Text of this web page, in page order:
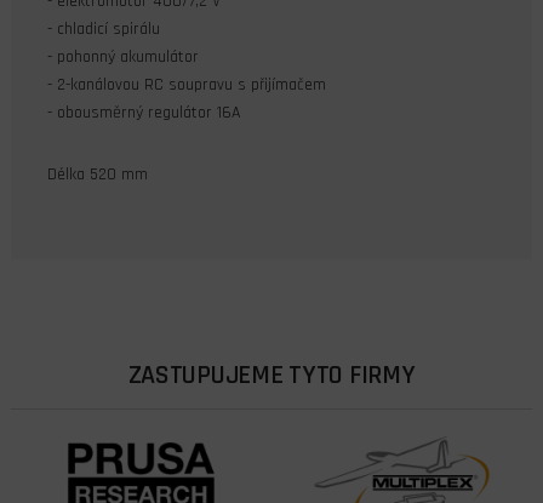
- chladicí spirálu
- pohonný akumulátor
- 2-kanálovou RC soupravu s přijímačem
- obousměrný regulátor 16A
Délka 520 mm
ZASTUPUJEME TYTO FIRMY